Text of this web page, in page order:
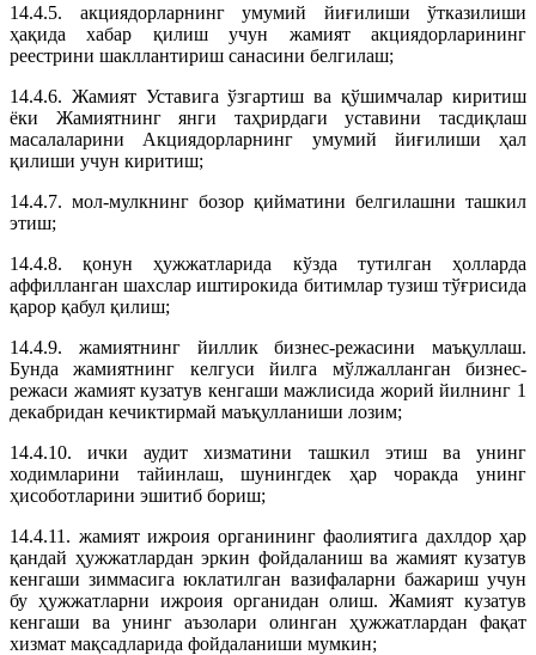
14.4.5. акциядорларнинг умумий йиғилиши ўтказилиши
ҳақида хабар қилиш учун жамият акциядорларининг
реестрини шакллантириш санасини белгилаш;
14.4.6. Жамият Уставига ўзгартиш ва қўшимчалар киритиш
ёки Жамиятнинг янги таҳрирдаги уставини тасдиқлаш
масалаларини Акциядорларнинг умумий йиғилиши ҳал
қилиши учун киритиш;
14.4.7. мол-мулкнинг бозор қийматини белгилашни ташкил
этиш;
14.4.8. қонун ҳужжатларида кўзда тутилган ҳолларда
аффилланган шахслар иштирокида битимлар тузиш тўғрисида
қарор қабул қилиш;
14.4.9. жамиятнинг йиллик бизнес-режасини маъқуллаш.
Бунда жамиятнинг келгуси йилга мўлжалланган бизнес-
режаси жамият кузатув кенгаши мажлисида жорий йилнинг 1
декабридан кечиктирмай маъқулланиши лозим;
14.4.10. ички аудит хизматини ташкил этиш ва унинг
ходимларини тайинлаш, шунингдек ҳар чоракда унинг
ҳисоботларини эшитиб бориш;
14.4.11. жамият ижроия органининг фаолиятига дахлдор ҳар
қандай ҳужжатлардан эркин фойдаланиш ва жамият кузатув
кенгаши зиммасига юклатилган вазифаларни бажариш учун
бу ҳужжатларни ижроия органидан олиш. Жамият кузатув
кенгаши ва унинг аъзолари олинган ҳужжатлардан фақат
хизмат мақсадларида фойдаланиши мумкин;